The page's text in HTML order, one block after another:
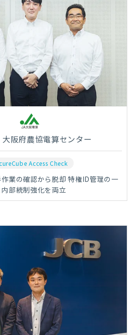
阪府農協電算センター
Access Check
業の確認から脱却 特権ID管理の一
部統制強化を両立